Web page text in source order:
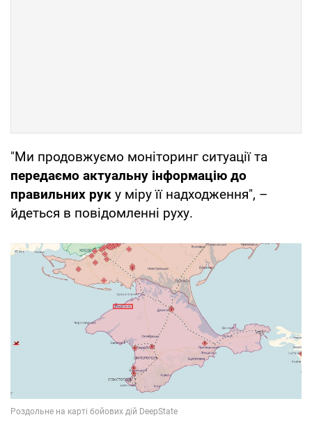
"Ми продовжуємо моніторинг ситуації та
передаємо актуальну інформацію до
правильних рук у міру її надходження", –
йдеться в повідомленні руху.